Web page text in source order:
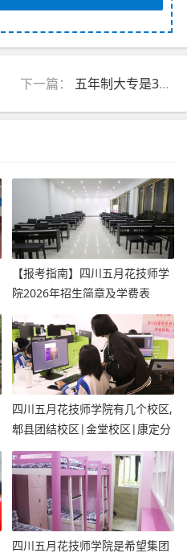
下一篇： 五年制大专是3+2吗_五年制大专是中专吗
【报考指南】四川五月花技师学
院2026年招生简章及学费表
四川五月花技师学院有几个校区,
郫县团结校区|金堂校区|康定分
校
四川五月花技师学院是希望集团